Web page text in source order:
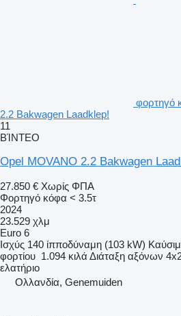
φορτηγό
2.2 Bakwagen Laadklep!
11
ΒΊΝΤΕΟ
Opel MOVANO 2.2 Bakwagen
27.850 € Χωρίς ΦΠΑ
Φορτηγό κόφα < 3.5τ
2024
23.529 χλμ
Euro 6
Ισχύς 140 ίπποδύναμη (103 kW)
φορτίου 1.094 κιλά Διάταξη αξόνων
ελατήριο
Ολλανδία, Genemuiden